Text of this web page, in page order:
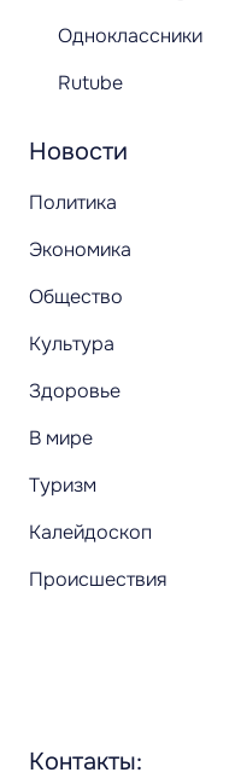
Новости
Политика
Экономика
Общество
Культура
Здоровье
В мире
Туризм
Калейдоскоп
Происшествия
Одноклассники
Rutube
Контакты: